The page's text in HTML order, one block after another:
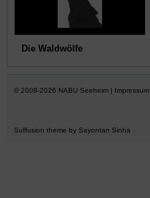
Die Füchse
© 2008-2026 NABU Seeheim | Impressum
Suffusion theme by Sayontan Sinha